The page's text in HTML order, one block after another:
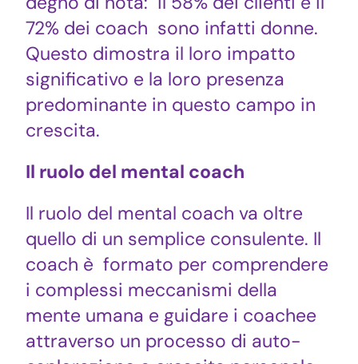
72% dei coach sono infatti donne.
Questo dimostra il loro impatto
significativo e la loro presenza
predominante in questo campo in
crescita.
Il ruolo del mental coach
Il ruolo del mental coach va oltre
quello di un semplice consulente. Il
coach è formato per comprendere
i complessi meccanismi della
mente umana e guidare i coachee
attraverso un processo di auto-